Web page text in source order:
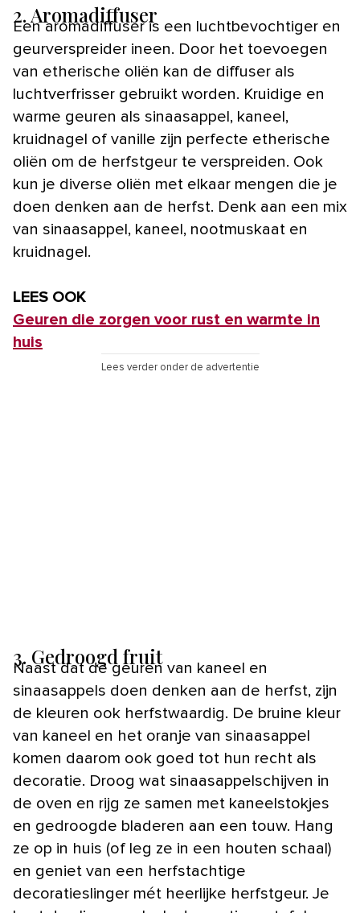
2. Aromadiffuser
Een aromadiffuser is een luchtbevochtiger en
geurverspreider ineen. Door het toevoegen
van etherische oliën kan de diffuser als
luchtverfrisser gebruikt worden. Kruidige en
warme geuren als sinaasappel, kaneel,
kruidnagel of vanille zijn perfecte etherische
oliën om de herfstgeur te verspreiden. Ook
kun je diverse oliën met elkaar mengen die je
doen denken aan de herfst. Denk aan een mix
van sinaasappel, kaneel, nootmuskaat en
kruidnagel.
LEES OOK
Geuren die zorgen voor rust en warmte in
huis
Lees verder onder de advertentie
3. Gedroogd fruit
Naast dat de geuren van kaneel en
sinaasappels doen denken aan de herfst, zijn
de kleuren ook herfstwaardig. De bruine kleur
van kaneel en het oranje van sinaasappel
komen daarom ook goed tot hun recht als
decoratie. Droog wat sinaasappelschijven in
de oven en rijg ze samen met kaneelstokjes
en gedroogde bladeren aan een touw. Hang
ze op in huis (of leg ze in een houten schaal)
en geniet van een herfstachtige
decoratieslinger mét heerlijke herfstgeur. Je